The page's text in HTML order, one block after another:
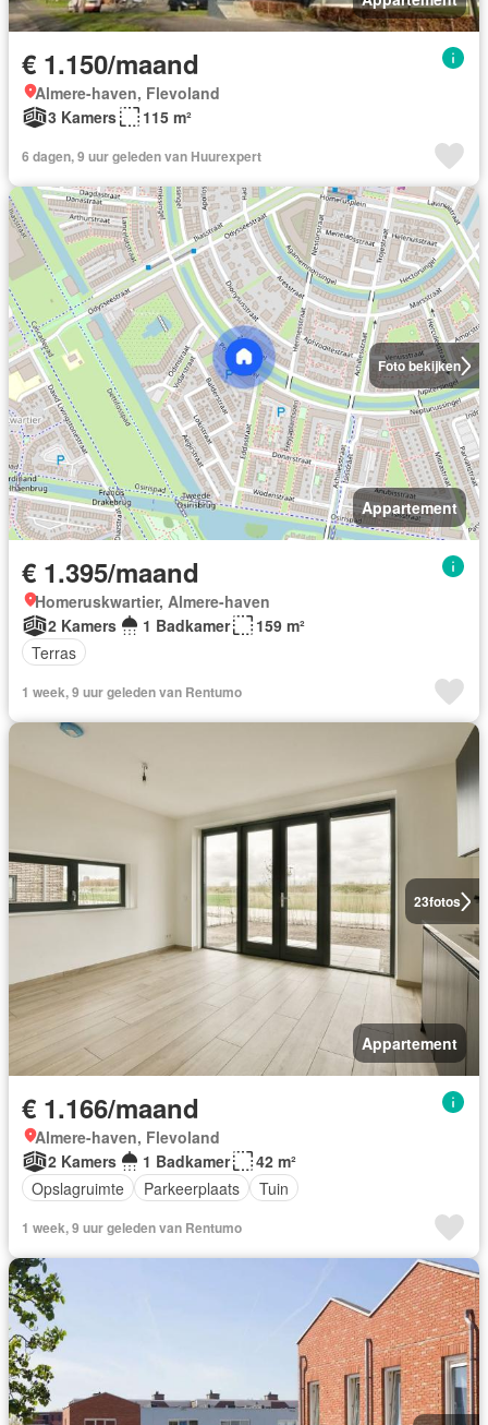
€ 1.150/maand
Almere-haven, Flevoland
3 Kamers
115 m²
6 dagen, 9 uur geleden van Huurexpert
Foto bekijken
Appartement
€ 1.395/maand
Homeruskwartier, Almere-haven
2 Kamers
1 Badkamer
159 m²
Terras
1 week, 9 uur geleden van Rentumo
23fotos
Appartement
€ 1.166/maand
Almere-haven, Flevoland
2 Kamers
1 Badkamer
42 m²
Opslagruimte
Parkeerplaats Tuin
1 week, 9 uur geleden van Rentumo